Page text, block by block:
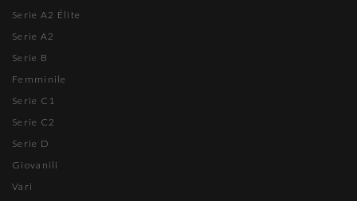
Serie A2 Élite
Serie A2
Serie B
Femminile
Serie C1
Serie C2
Serie D
Giovanili
Vari